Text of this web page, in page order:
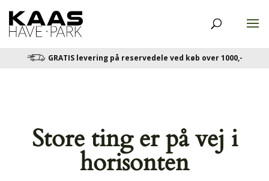
GRATIS levering på reservedele ved køb over 1000,-
Store ting er på vej i
horisonten